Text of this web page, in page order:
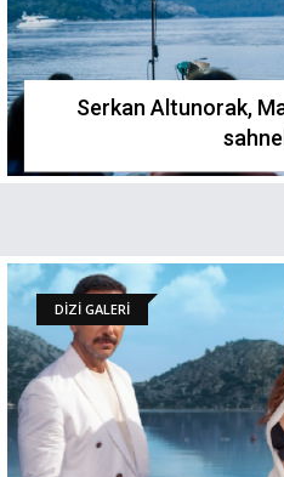
Serkan Altunorak,
DİZİ GALERİ